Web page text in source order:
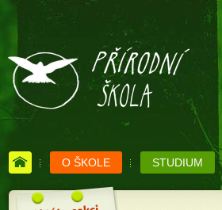
O ŠKOLE STUDIUM